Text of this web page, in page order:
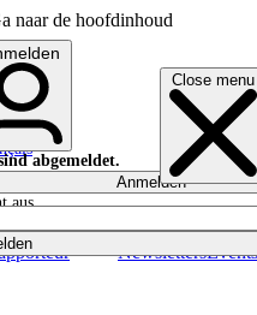
naar de hoofdinhoud
Close menu
NewslettersEvents
abgemeldet.
Anmelden
aus